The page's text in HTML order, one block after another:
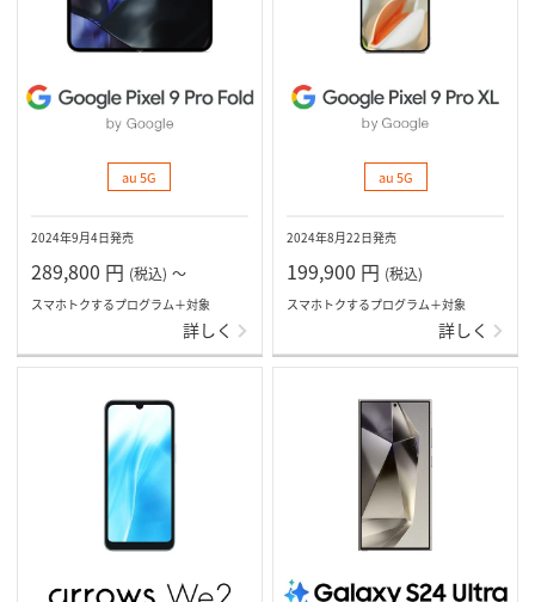
au 5G
2024年9月4日発売
289,800 円 (税込) ～
スマホトクするプログラム＋対象
詳しく
au 5G
2024年8月22日発売
199,900 円 (税込)
スマホトクするプログラム＋対象
詳しく